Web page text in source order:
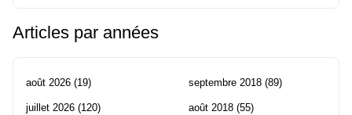
Articles par années
août 2026 (19)
juillet 2026 (120)
septembre 2018 (89)
août 2018 (55)